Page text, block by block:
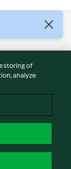
storing of
analyze